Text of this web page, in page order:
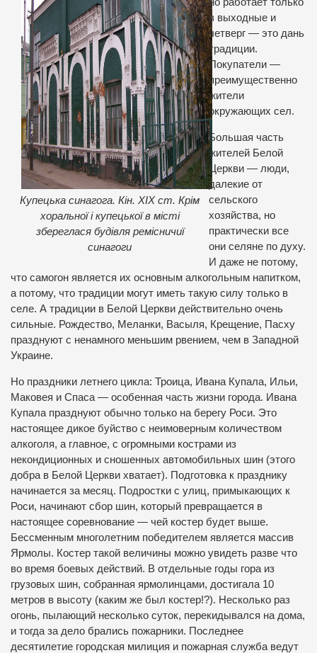
Купецька синагога. Кін. ХІХ ст. Крім
хоральної і купецької в місті
збереглася будівля ремісничиї
синагоги
но работает только
в выходные и
четверг — это дань
традиции.
Покупатели —
преимущественно
жители
окружающих сел.
Большая часть
жителей Белой
Церкви — люди,
далекие от
сельского
хозяйства, но
практически все
они селяне по духу.
И даже не потому,
что самогон является их основным алкогольным напитком,
а потому, что традиции могут иметь такую силу только в
селе. А традиции в Белой Церкви действительно очень
сильные. Рождество, Меланки, Васыля, Крещение, Пасху
празднуют с ненамного меньшим рвением, чем в Западной
Украине.
Но праздники летнего цикла: Троица, Ивана Купала, Ильи,
Маковея и Спаса — особенная часть жизни города. Ивана
Купала празднуют обычно только на берегу Роси. Это
настоящее дикое буйство с неимоверным количеством
алкоголя, а главное, с огромными кострами из
некондиционных и сношенных автомобильных шин (этого
добра в Белой Церкви хватает). Подготовка к празднику
начинается за месяц. Подростки с улиц, примыкающих к
Роси, начинают сбор шин, который превращается в
настоящее соревнование — чей костер будет выше.
Бессменным многолетним победителем является массив
Ярмолы. Костер такой величины можно увидеть разве что
во время боевых действий. В отдельные годы гора из
грузовых шин, собранная ярмолинцами, достигала 10
метров в высоту (каким же был костер!?). Несколько раз
огонь, пылающий несколько суток, перекидывался на дома,
и тогда за дело брались пожарники. Последнее
десятилетие городская милиция и пожарная служба ведут